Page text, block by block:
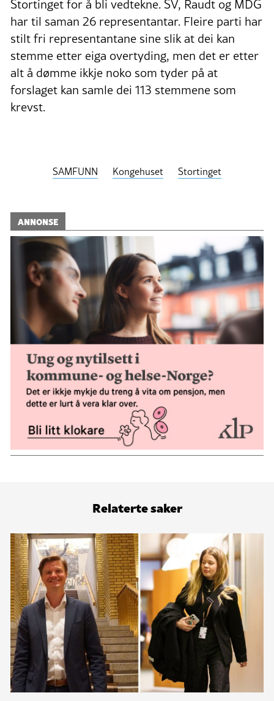
Stortinget for å bli vedtekne. SV, Raudt og MDG
har til saman 26 representantar. Fleire parti har
stilt fri representantane sine slik at dei kan
stemme etter eiga overtyding, men det er etter
alt å dømme ikkje noko som tyder på at
forslaget kan samle dei 113 stemmene som
krevst.
SAMFUNN Kongehuset Stortinget
ANNONSE
Relaterte saker